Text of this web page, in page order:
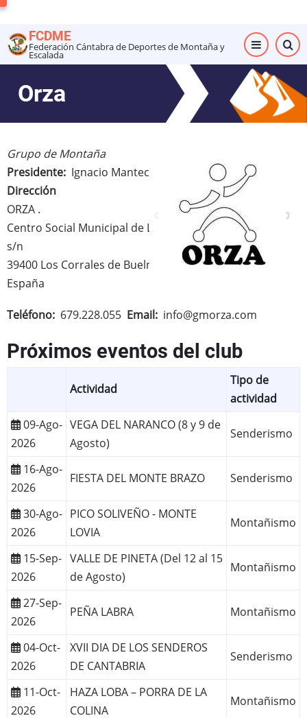
al
contenido
principal
FCDME
Federación Cántabra de Deportes de Montaña y
Escalada
Orza
Grupo de Montaña
Presidente Ignacio Mantecón
Dirección
ORZA .
Centro Social Municipal de La Pelá - Planta 1 C/ San Jorge
s/n
39400 Los Corrales de Buelna
Cantabria
España
Teléfono 679.228.055 Email info@gmorza.com
Próximos eventos del club
Actividad
Tipo de
actividad
09-Ago-
2026
VEGA DEL NARANCO (8 y 9 de
Agosto)
Senderismo
16-Ago-
2026
FIESTA DEL MONTE BRAZO Senderismo
30-Ago-
2026
PICO SOLIVEÑO - MONTE
LOVIA
Montañismo
15-Sep-
2026
VALLE DE PINETA (Del 12 al 15
de Agosto)
Montañismo
27-Sep-
2026
PEÑA LABRA Montañismo
04-Oct-
2026
XVII DIA DE LOS SENDEROS
DE CANTABRIA
Senderismo
11-Oct-
2026
HAZA LOBA – PORRA DE LA
COLINA
Montañismo